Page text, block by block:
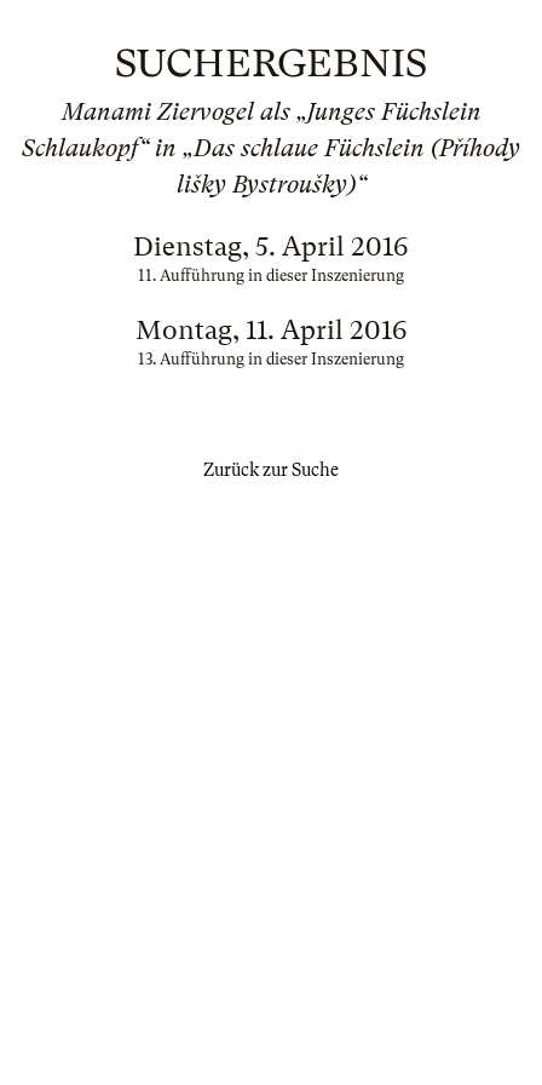
SUCHERGEBNIS
Manami Ziervogel als „Junges Füchslein
Schlaukopf“ in „Das schlaue Füchslein (Příhody
lišky Bystroušky)“
Dienstag, 5. April 2016
11. Aufführung in dieser Inszenierung
Montag, 11. April 2016
13. Aufführung in dieser Inszenierung
Zurück zur Suche